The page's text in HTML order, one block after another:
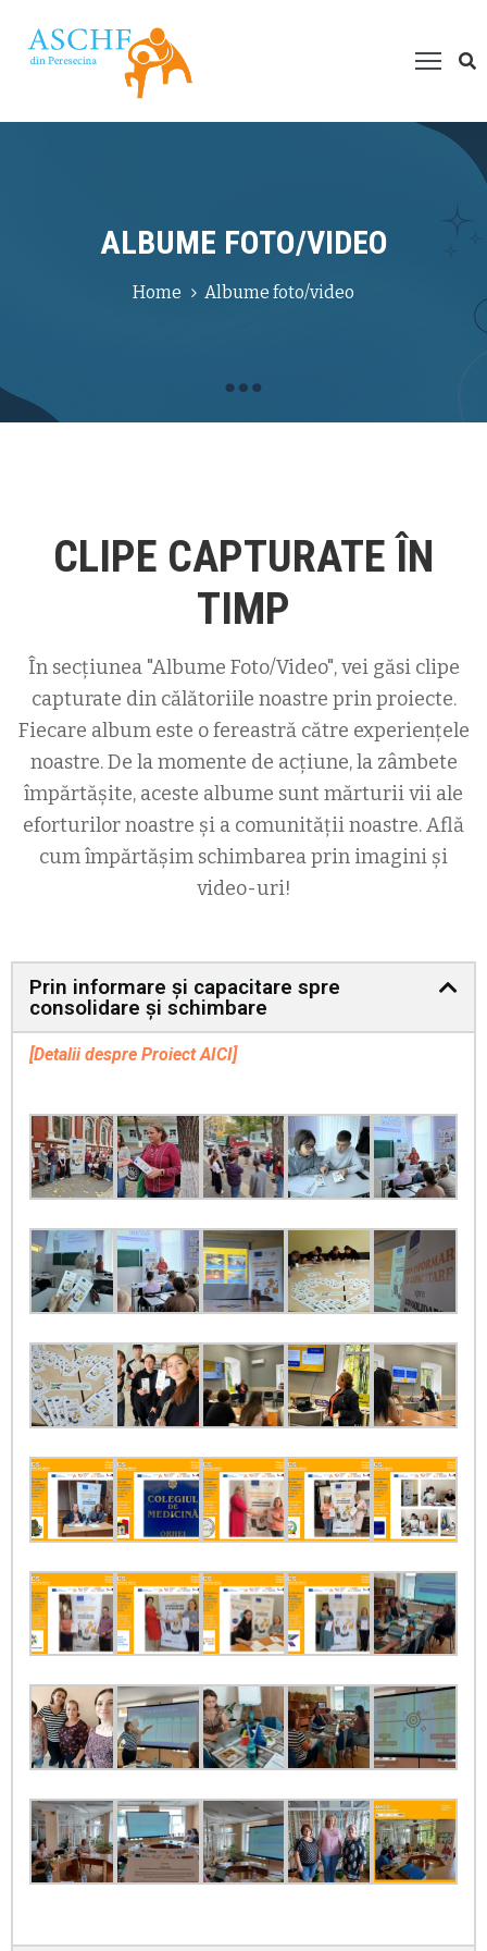
ALBUME FOTO/VIDEO
Home Albume foto/video
CLIPE CAPTURATE ÎN
TIMP
În secțiunea "Albume Foto/Video", vei găsi clipe
capturate din călătoriile noastre prin proiecte.
Fiecare album este o fereastră către experiențele
noastre. De la momente de acțiune, la zâmbete
împărtășite, aceste albume sunt mărturii vii ale
eforturilor noastre și a comunității noastre. Află
cum împărtășim schimbarea prin imagini și
video-uri!
Prin informare și capacitare spre
consolidare și schimbare
[Detalii despre Proiect AICI]